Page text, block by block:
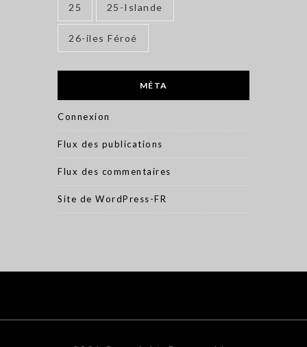
25 25-Islande
26-iles Féroé
MÉTA
Connexion
Flux des publications
Flux des commentaires
Site de WordPress-FR